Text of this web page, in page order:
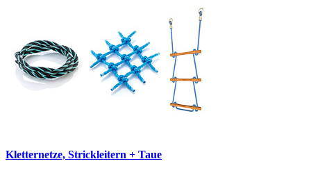
Kletternetze, Strickleitern + Taue